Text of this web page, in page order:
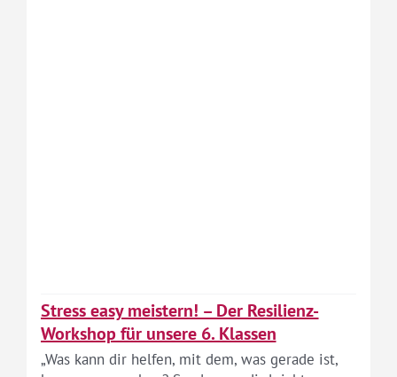
Stress easy meistern! – Der Resilienz-
Workshop für unsere 6. Klassen
„Was kann dir helfen, mit dem, was gerade ist,